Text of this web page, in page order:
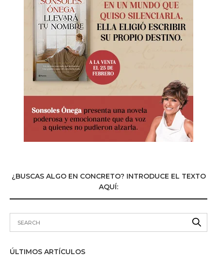
¿BUSCAS ALGO EN CONCRETO? INTRODUCE EL TEXTO
AQUÍ:
ÚLTIMOS ARTÍCULOS